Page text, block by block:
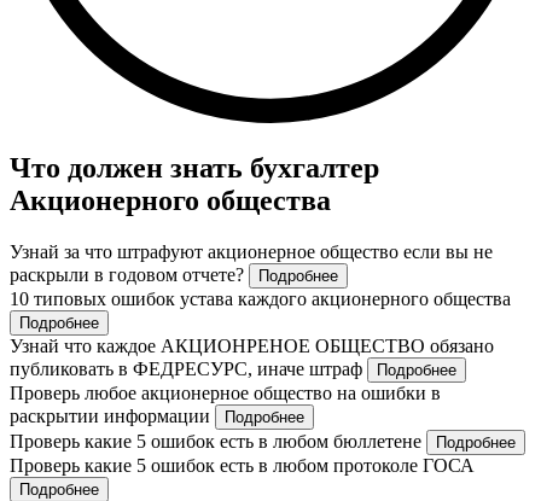
Что должен знать бухгалтер
Акционерного общества
Узнай за что штрафуют акционерное общество если вы не
раскрыли в годовом отчете?
Подробнее
10 типовых ошибок устава каждого акционерного общества
Подробнее
Узнай что каждое АКЦИОНРЕНОЕ ОБЩЕСТВО обязано
публиковать в ФЕДРЕСУРС, иначе штраф
Подробнее
Проверь любое акционерное общество на ошибки в
раскрытии информации
Подробнее
Проверь какие 5 ошибок есть в любом бюллетене Подробнее
Проверь какие 5 ошибок есть в любом протоколе ГОСА
Подробнее